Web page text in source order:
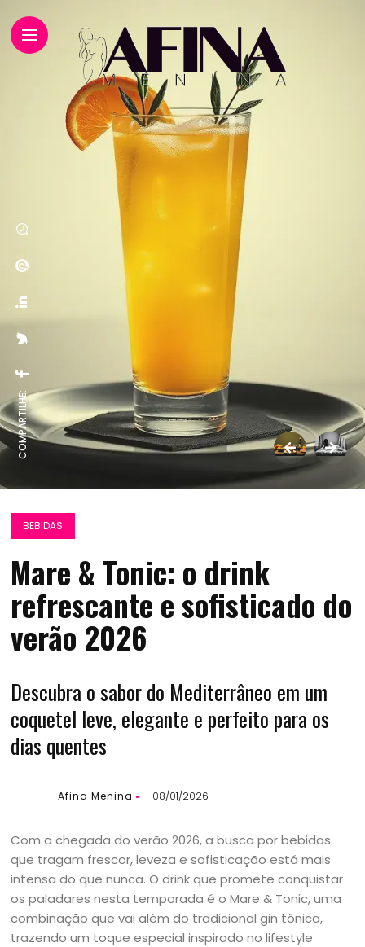
COMPARTILHE:
BEBIDAS
Mare & Tonic: o drink
refrescante e sofisticado do
verão 2026
Descubra o sabor do Mediterrâneo em um
coquetel leve, elegante e perfeito para os
dias quentes
Afina Menina 08/01/2026
Com a chegada do verão 2026, a busca por bebidas
que tragam frescor, leveza e sofisticação está mais
intensa do que nunca. O drink que promete conquistar
os paladares nesta temporada é o Mare & Tonic, uma
combinação que vai além do tradicional gin tônica,
trazendo um toque especial inspirado no lifestyle